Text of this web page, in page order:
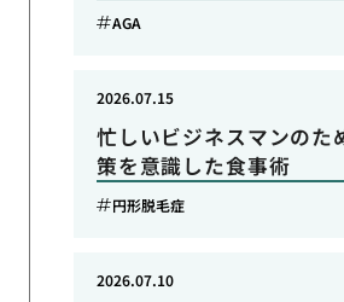
AGA
忙しいビジネスマンのた
策を意識した食事術
2026.07.15
円形脱毛症
2026.07.10